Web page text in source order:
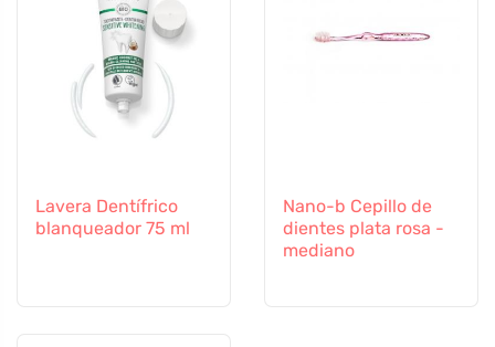
Lavera Dentífrico
blanqueador 75 ml
Nano-b Cepillo de
dientes plata rosa -
mediano